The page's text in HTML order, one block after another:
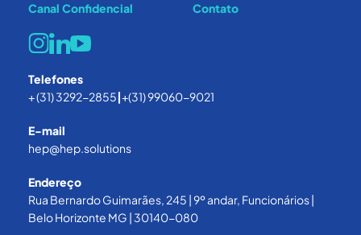
Canal Confidencial
Contato
Telefones
+ (31) 3292-2855|+(31) 99060-9021
E-mail
hep@hep.solutions
Endereço
Rua Bernardo Guimarães, 245 | 9º andar, Funcionários |
Belo Horizonte MG | 30140-080